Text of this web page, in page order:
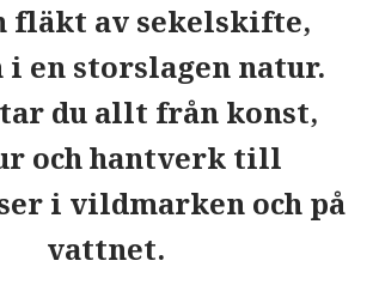
fläkt av sekelskifte,
i en storslagen natur.
du allt från konst,
och hantverk till
i vildmarken och på
vattnet.